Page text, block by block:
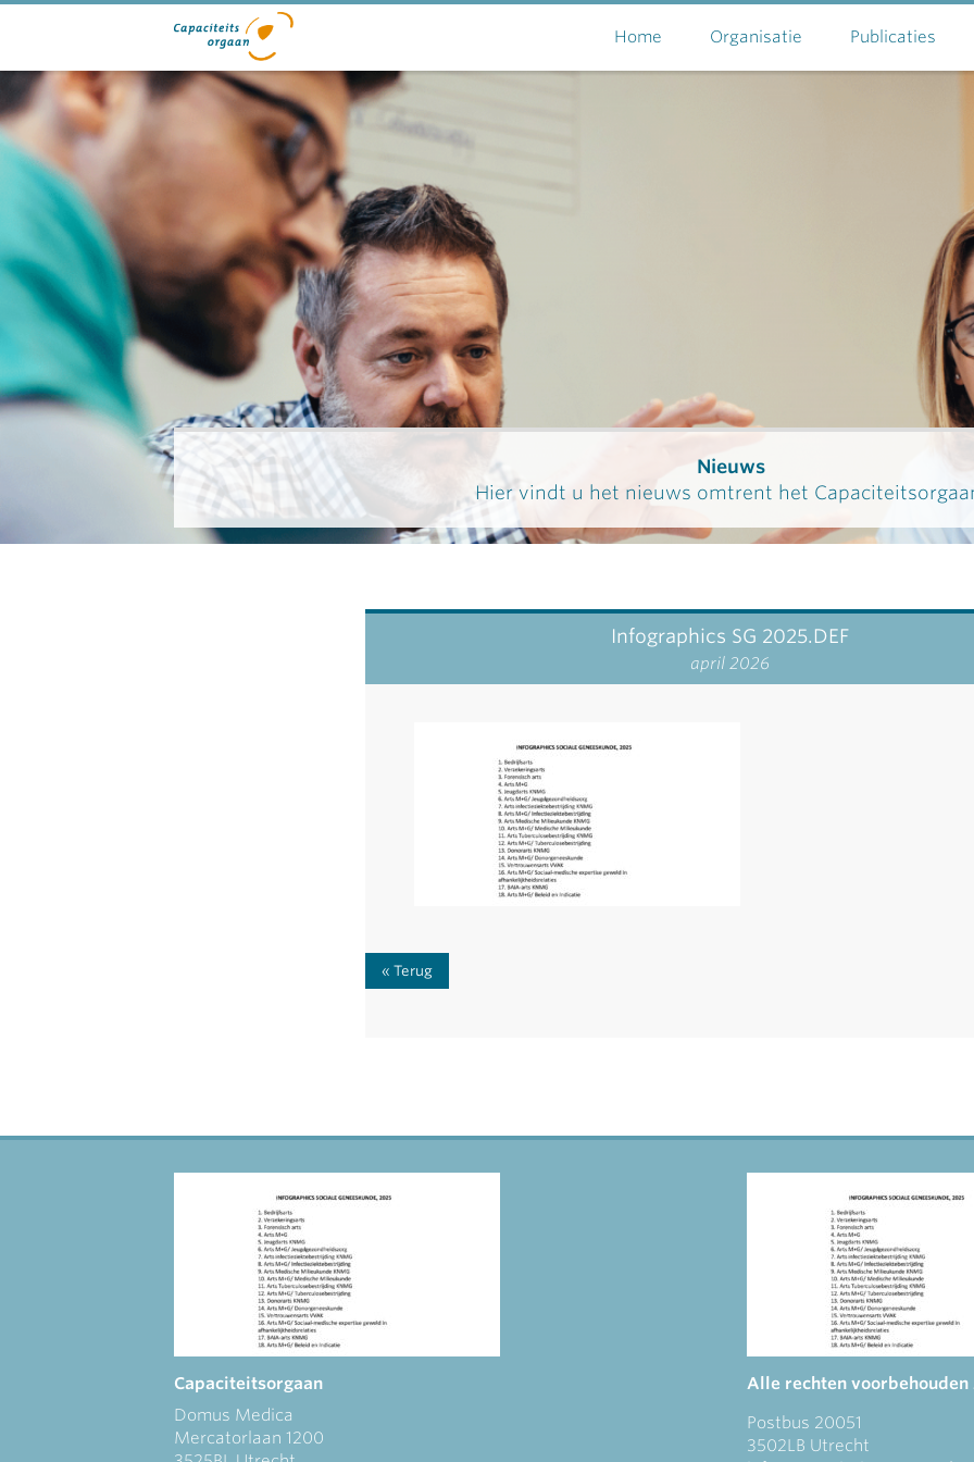
Home Organisatie Publicaties
Nieuws
Hier vindt u het nieuws omtrent het
Infographics SG 2025.DEF
april 2026
Terug
Capaciteitsorgaan
Domus Medica
Mercatorlaan 1200
Alle rechten voorbehouden
Postbus 20051
3502LB Utrecht